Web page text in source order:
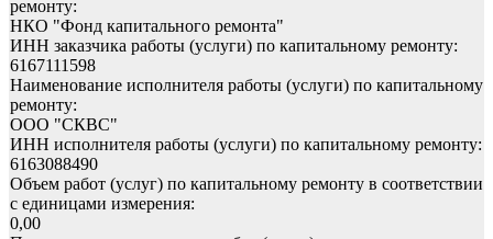
ремонту:
НКО "Фонд капитального ремонта"
ИНН заказчика работы (услуги) по капитальному ремонту:
6167111598
Наименование исполнителя работы (услуги) по капитальному
ремонту:
ООО "СКВС"
ИНН исполнителя работы (услуги) по капитальному ремонту:
6163088490
Объем работ (услуг) по капитальному ремонту в соответствии
с единицами измерения:
0,00